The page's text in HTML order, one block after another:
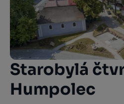
Starobylá
Humpolec